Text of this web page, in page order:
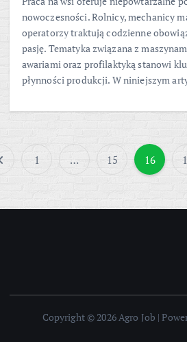
nowoczesności. Rolnicy, mechanicy
operatorzy traktują codzienne
pasję. Tematyka związana z
awariami oraz profilaktyką stanowi
płynności produkcji. W niniejszym
S
t
n
1 … 15 16
Copyright © 2026 Agro Job |